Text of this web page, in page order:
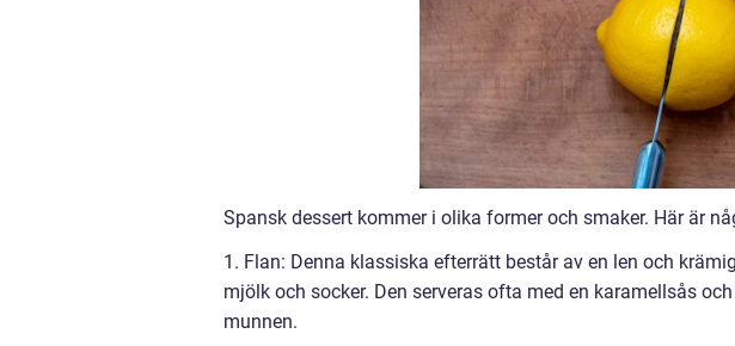
Spansk dessert kommer i olika former och smaker. Här är
1. Flan: Denna klassiska efterrätt består av en len och
mjölk och socker. Den serveras ofta med en karamellsås
munnen.